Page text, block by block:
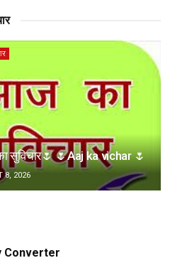
सुविचार🌷 🌷Aaj ka vichar 🌷
8, 2026
Converter